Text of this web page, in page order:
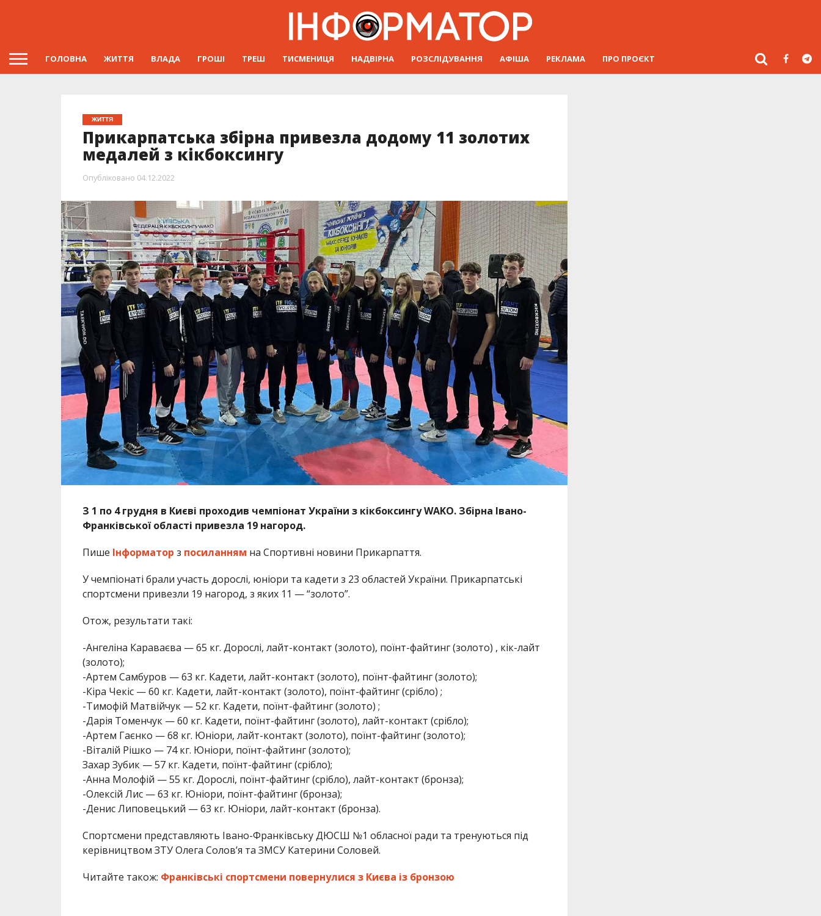
ГОЛОВНА ЖИТТЯ ВЛАДА ГРОШІ ТРЕШ ТИСМЕНИЦЯ НАДВІРНА РОЗСЛІДУВАННЯ АФІША РЕКЛАМА ПРО ПРОЄКТ
ЖИТТЯ
Прикарпатська збірна привезла додому 11 золотих
медалей з кікбоксингу
Опубліковано 04.12.2022
З 1 по 4 грудня в Києві проходив чемпіонат України з кікбоксингу WAKO. Збірна Івано-
Франківської області привезла 19 нагород.
Пише Інформатор з посиланням на Спортивні новини Прикарпаття.
У чемпіонаті брали участь дорослі, юніори та кадети з 23 областей України. Прикарпатські
спортсмени привезли 19 нагород, з яких 11 — “золото”.
Отож, результати такі:
-Ангеліна Караваєва — 65 кг. Дорослі, лайт-контакт (золото), поїнт-файтинг (золото) , кік-лайт
(золото);
-Артем Самбуров — 63 кг. Кадети, лайт-контакт (золото), поїнт-файтинг (золото);
-Кіра Чекіс — 60 кг. Кадети, лайт-контакт (золото), поїнт-файтинг (срібло) ;
-Тимофій Матвійчук — 52 кг. Кадети, поїнт-файтинг (золото) ;
-Дарія Томенчук — 60 кг. Кадети, поїнт-файтинг (золото), лайт-контакт (срібло);
-Артем Гаєнко — 68 кг. Юніори, лайт-контакт (золото), поїнт-файтинг (золото);
-Віталій Рішко — 74 кг. Юніори, поїнт-файтинг (золото);
Захар Зубик — 57 кг. Кадети, поїнт-файтинг (срібло);
-Анна Молофій — 55 кг. Дорослі, поїнт-файтинг (срібло), лайт-контакт (бронза);
-Олексій Лис — 63 кг. Юніори, поїнт-файтинг (бронза);
-Денис Липовецький — 63 кг. Юніори, лайт-контакт (бронза).
Спортсмени представляють Івано-Франківську ДЮСШ №1 обласної ради та тренуються під
керівництвом ЗТУ Олега Солов’я та ЗМСУ Катерини Соловей.
Читайте також: Франківські спортсмени повернулися з Києва із бронзою